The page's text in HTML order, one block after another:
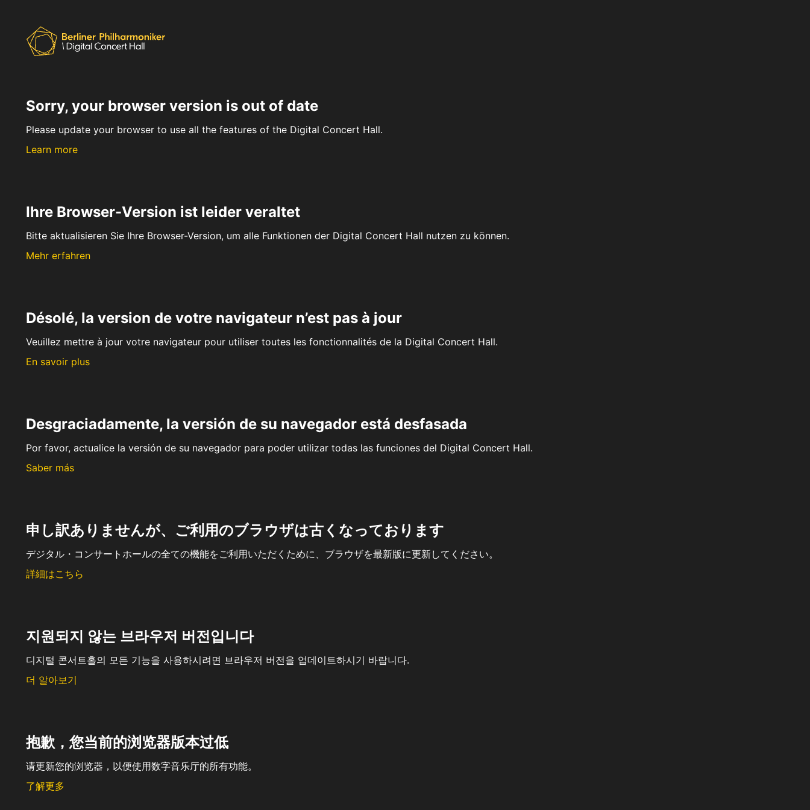
Sorry, your browser version is out of date
Please update your browser to use all the features of the Digital Concert Hall.
Learn more
Ihre Browser-Version ist leider veraltet
Bitte aktualisieren Sie Ihre Browser-Version, um alle Funktionen der Digital Concert Hall nutzen zu können.
Mehr erfahren
Désolé, la version de votre navigateur n’est pas à jour
Veuillez mettre à jour votre navigateur pour utiliser toutes les fonctionnalités de la Digital Concert Hall.
En savoir plus
Desgraciadamente, la versión de su navegador está desfasada
Por favor, actualice la versión de su navegador para poder utilizar todas las funciones del Digital Concert Hall.
Saber más
申し訳ありませんが、ご利用のブラウザは古くなっております
デジタル・コンサートホールの全ての機能をご利用いただくために、ブラウザを最新版に更新してください。
詳細はこちら
지원되지 않는 브라우저 버전입니다
디지털 콘서트홀의 모든 기능을 사용하시려면 브라우저 버전을 업데이트하시기 바랍니다.
더 알아보기
抱歉，您当前的浏览器版本过低
请更新您的浏览器，以便使用数字音乐厅的所有功能。
了解更多